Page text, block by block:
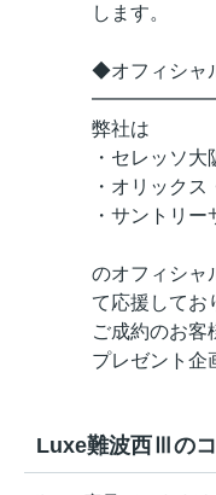
します。
◆オフィシャ
弊社は
・セレッソ大
・オリック
・サントリ
のオフィシャ
て応援してお
ご成約のお客
プレゼント企
Luxe難波西Ⅲの